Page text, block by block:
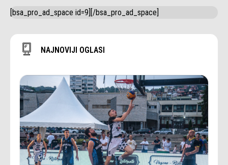
[bsa_pro_ad_space id=9][/bsa_pro_ad_space]
NAJNOVIJI OGLASI